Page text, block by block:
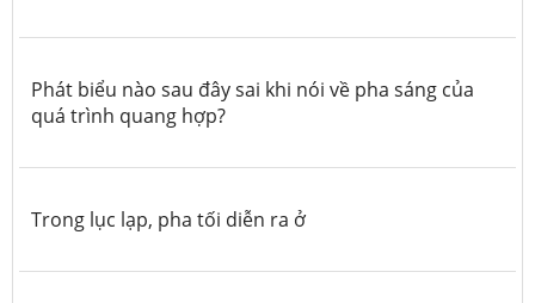
Phát biểu nào sau đây sai khi nói về pha sáng của
quá trình quang hợp?
Trong lục lạp, pha tối diễn ra ở